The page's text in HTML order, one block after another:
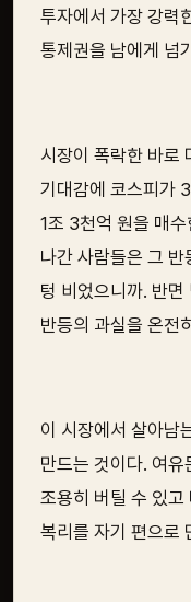
투자에서 가장 강력
통제권을 남에게 넘
시장이 폭락한 바로
기대감에 코스피가
1조 3천억 원을 매
나간 사람들은 그
텅 비었으니까. 반
반등의 과실을 온전
이 시장에서 살아남
만드는 것이다. 여유
조용히 버틸 수 있고
복리를 자기 편으로